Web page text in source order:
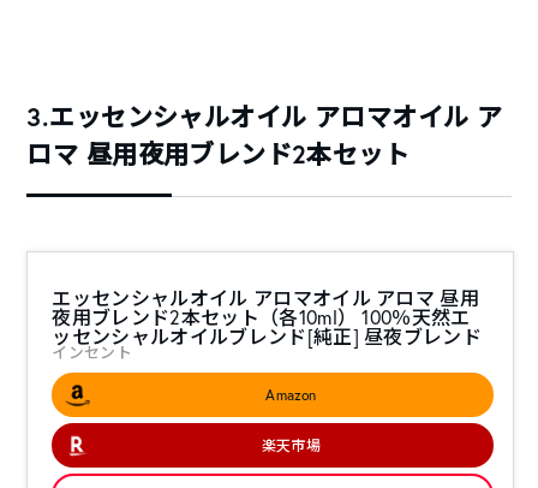
3.エッセンシャルオイル アロマオイル ア
ロマ 昼用夜用ブレンド2本セット
エッセンシャルオイル アロマオイル アロマ 昼用
夜用ブレンド2本セット（各10ml） 100％天然エ
ッセンシャルオイルブレンド[純正] 昼夜ブレンド
インセント
Amazon
楽天市場